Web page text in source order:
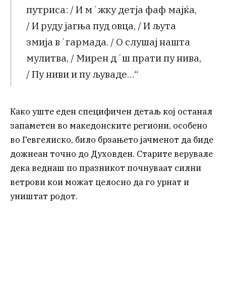
путриса: / И мʼжку детја фаф мајќа,
/ И руду јагња пуд овца, / И љута
змија вʼгармада. / О слушај нашта
мулитва, / Мирен дʼш прати пу нива,
/ Пу ниви и пу љуваде…“
Како уште еден специфичен детаљ кој останал
запаметен во македонските региони, особено
во Гевгелиско, било брзањето јачменот да биде
дожнеан точно до Духовден. Старите верувале
дека веднаш по празникот почнуваат силни
ветрови кои можат целосно да го урнат и
уништат родот.